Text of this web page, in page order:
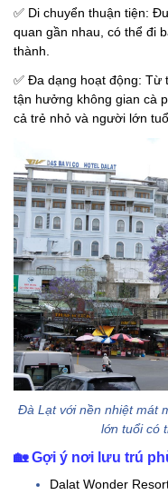
✅ Di chuyển thuận tiện:
quan gần nhau, có thể đi
thành.
✅ Đa dạng hoạt động: Từ
tận hưởng không gian cà
cả trẻ nhỏ và người lớn
Đà Lạt với nền nhiệt mát
lớn tuổi có
🏡Gợi ý nơi lưu trú
Dalat Wonder